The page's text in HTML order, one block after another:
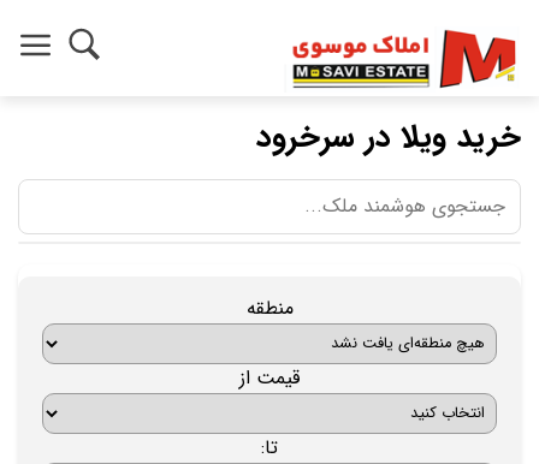
خرید ویلا در سرخرود
منطقه
قیمت از
تا: